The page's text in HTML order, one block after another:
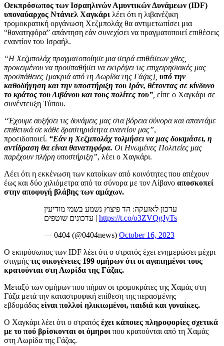
Οεκπρόσωπος των Ισραηλινών Αμυντικών Δυνάμεων (IDF)
υποναύαρχος Ντάνιελ Χαγκάρι λέει ότι η λιβανέζικη
τρομοκρατική οργάνωση Χεζμπολάχ θα αντιμετωπίσει μια
“θανατηφόρα” απάντηση εάν συνεχίσει να πραγματοποιεί επιθέσεις
εναντίον του Ισραήλ.
“Η Χεζμπολάχ πραγματοποίησε μια σειρά επιθέσεων χθες,
προκειμένου να προσπαθήσει να εκτρέψει τις επιχειρησιακές μας
προσπάθειες [μακριά από τη Λωρίδα της Γάζας], υπό την
καθοδήγηση και την υποστήριξη του Ιράν, θέτοντας σε κίνδυνο
το κράτος του Λιβάνου και τους πολίτες του” είπε ο Χαγκάρι σε
συνέντευξη Τύπου.
“Έχουμε αυξήσει τις δυνάμεις μας στα βόρεια σύνορα και απαντάμε
επιθετικά σε κάθε δραστηριότητα εναντίον μας”,
προειδοποιεί. “Εάν η Χεζμπολάχ τολμήσει να μας δοκιμάσει, η
αντίδραση θα είναι θανατηφόρα. Οι Ηνωμένες Πολιτείες μας
παρέχουν πλήρη υποστήριξη”, λέει ο Χαγκάρι.
Λέει ότι η εκκένωση των κατοίκων από κοινότητες που απέχουν
έως και δύο χιλιόμετρα από τα σύνορα με τον Λίβανο αποσκοπεί
στην αποφυγή βλάβης των αμάχων.
עדכון לאזעקה: הד פיצוץ נשמע בשמי מודיעין
https://t.co/o3ZVQgJyTs
— 0404 (@0404news) October 16, 2023
Ο εκπρόσωπος των IDF λέει ότι ο στρατός έχει ενημερώσει μέχρι
στιγμής τις οικογένειες 199 ομήρων ότι οι αγαπημένοι τους
κρατούνται στη Λωρίδα της Γάζας.
Μεταξύ των ομήρων που πήραν οι τρομοκράτες της Χαμάς στη
Γάζα μετά την καταστροφική επίθεση της περασμένης
εβδομάδας είναι πολλοί ηλικιωμένοι, παιδιά και γυναίκες.
Ο Χαγκάρι λέει ότι ο στρατός έχει κάποιες πληροφορίες σχετικά
με το πού βρίσκονται οι όμηροι που κρατούνται από τη Χαμάς
στη Λωρίδα της Γάζας.